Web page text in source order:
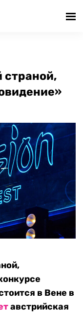
страной,
в Вене в
австрийская